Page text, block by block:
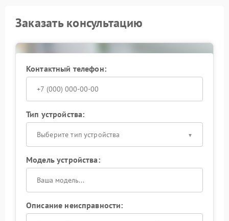
Заказать консультацию
Контактный телефон:
Тип устройства:
Выберите тип устройства
Модель устройства:
Описание неисправности: